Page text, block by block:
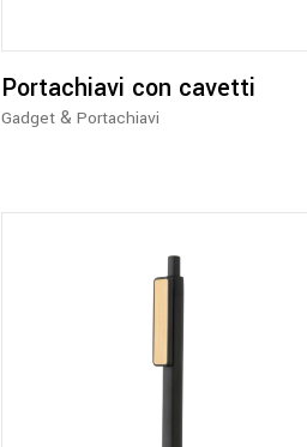
Portachiavi con cavetti
Gadget &Portachiavi